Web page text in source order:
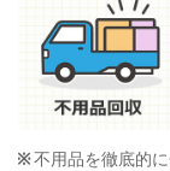
不用品を徹底的